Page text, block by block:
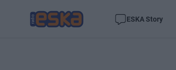
ESKA Story